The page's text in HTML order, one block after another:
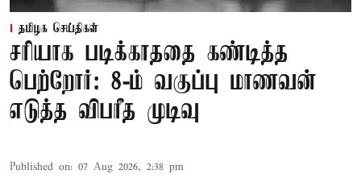
தமிழக செய்திகள்
சரியாக படிக்காததை கண்டித்த
பெற்றோர்: 8-ம் வகுப்பு மாணவன்
எடுத்த விபரீத முடிவு
Published on: 07 Aug 2026, 2:38 pm